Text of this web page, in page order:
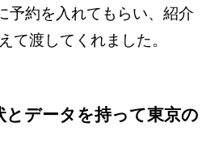
予約を入れてもらい、紹介
て渡してくれました。
とデータを持って東京の